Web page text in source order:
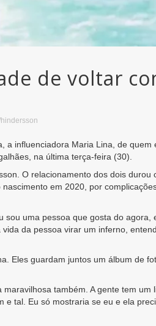
de voltar
influenciadora Maria Lina, de
na última terça-feira (30).
O relacionamento dos dois
em 2020, por
uma pessoa que gosta do agora,
da pessoa virar um inferno,
Eles guardam juntos um álbum de
também. A gente tem
tal. Eu só mostraria se eu e ela